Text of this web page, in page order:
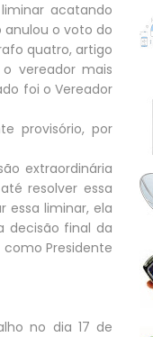
acatando
anulou o voto do
quatro, artigo
vereador mais
foi o Vereador
provisório, por
extraordinária
resolver essa
essa liminar, ela
decisão final da
Presidente
no dia 17 de